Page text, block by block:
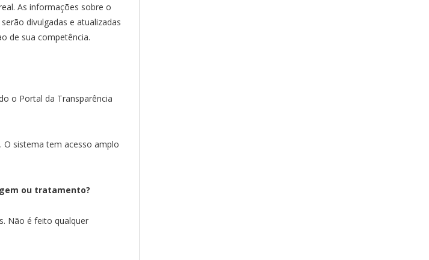
As informações sobre o
divulgadas e atualizadas
de sua competência.
o Portal da Transparência
O sistema tem acesso amplo
ou tratamento?
Não é feito qualquer